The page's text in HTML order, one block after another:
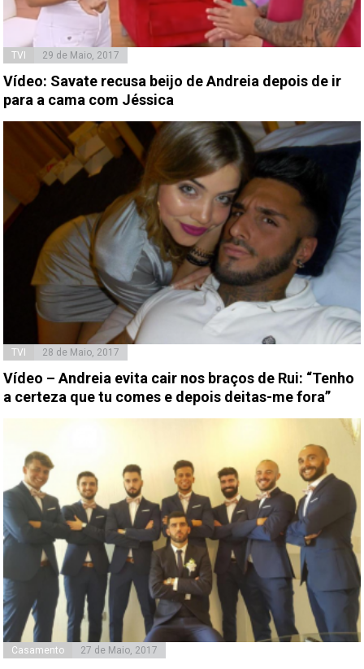
TVI 29 de Maio, 2017
Vídeo: Savate recusa beijo de Andreia depois de ir
para a cama com Jéssica
TVI 28 de Maio, 2017
Vídeo – Andreia evita cair nos braços de Rui: “Tenho
a certeza que tu comes e depois deitas-me fora”
Casamento 27 de Maio, 2017